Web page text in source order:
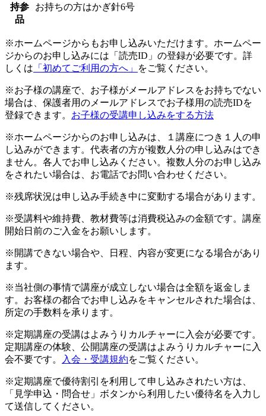
持参
品
お持ちの方はかぎ針6号
※ホームページからもお申し込みいただけます。ホームペー
ジからのお申し込みには「読売ID」の登録が必要です。詳
しくは 「初めてご利用の方へ」 をご覧ください。
※お子様の講座で、お子様がメールアドレスをお持ちでない
場合は、保護者用のメールアドレスでお子様用の読売IDを
登録できます。 お子様の受講申し込みをする方法
※ホームページからのお申し込みは、１講座につき１人の申
し込みができます。代表者の方が複数人分の申し込みはでき
ません。各人でお申し込みください。複数人分のお申し込み
をされたい場合は、お電話でお問い合わせください。
※残席状況は申し込み手続き中に変動する場合があります。
※受講料や維持費、教材費等は消費税込みの金額です。講座
開始日前のご入金をお願いします。
※開講できない場合や、日程、内容が変更になる場合があり
ます。
※当社側の事情で講座が成立しない場合は全額を返金しま
す。お客様の都合でお申し込みをキャンセルされた場合は、
所定の手数料を承ります。
※定期講座の受講はよみうりカルチャーに入会が必要です。
定期講座の体験、公開講座の受講はよみうりカルチャーに入
会不要です。
入会・受講規約をご覧ください。
※定期講座で優待割引を利用して申し込みされたい方は、
「見学申込・問合せ」ボタンから利用したい優待名を入力し
て送信してください。